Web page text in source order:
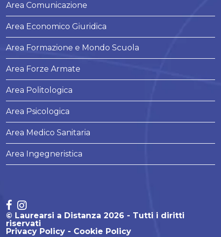
Area Comunicazione
Area Economico Giuridica
Area Formazione e Mondo Scuola
Area Forze Armate
Area Politologica
Area Psicologica
Area Medico Sanitaria
Area Ingegneristica
© Laurearsi a Distanza 2026 - Tutti i diritti
riservati
Privacy Policy
Cookie Policy